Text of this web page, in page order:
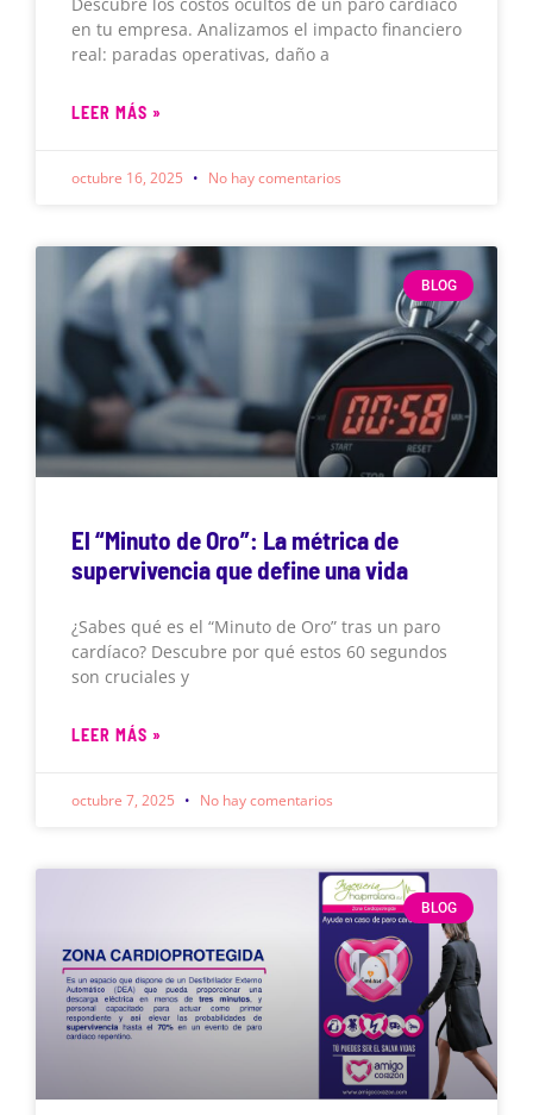
en tu empresa. Analizamos el impacto financiero
real: paradas operativas, daño a
LEER MÁS »
octubre 16, 2025 No hay comentarios
BLOG
El “Minuto de Oro”: La métrica de
supervivencia que define una vida
¿Sabes qué es el “Minuto de Oro” tras un paro
cardíaco? Descubre por qué estos 60 segundos
son cruciales y
LEER MÁS »
octubre 7, 2025 No hay comentarios
BLOG